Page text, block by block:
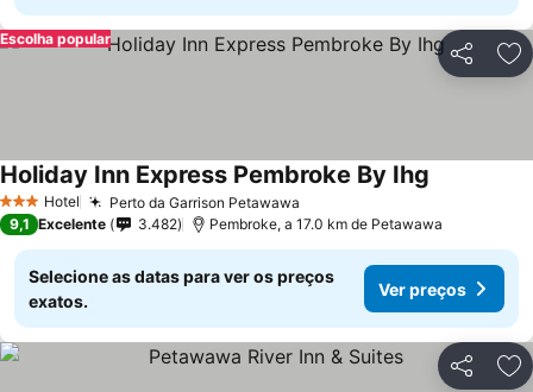
Partilhar
Escolha popular
3 EstrelasHotel Perto da Garrison Petawawa
Holiday Inn Express Pembroke By Ihg
9,1 Excelente 3.482 Pembroke, a 17.0 km de Petawawa
Selecione as datas para ver os preços
exatos.
Ver preços
Partilhar